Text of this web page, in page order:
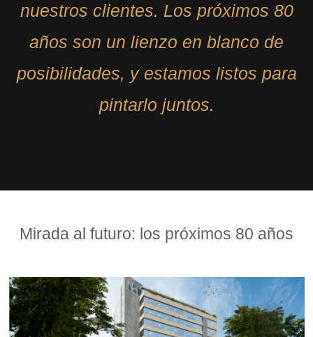
nuestros clientes. Los próximos 80
años son un lienzo en blanco de
posibilidades, y estamos listos para
pintarlo juntos.
Mirada al futuro: los próximos 80 años